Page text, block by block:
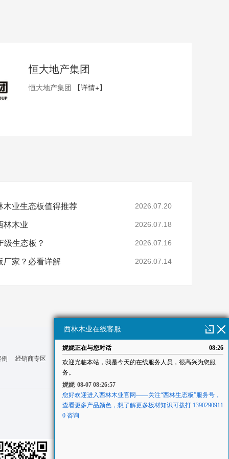
恒大地产集团
恒大地产集团 【详情+】
业生态板值得推荐 2026.07.20
木业 2026.07.18
生态板？ 2026.07.16
厂家？必看详解 2026.07.14
经销商专区 服务中心 联系西林 网站地图